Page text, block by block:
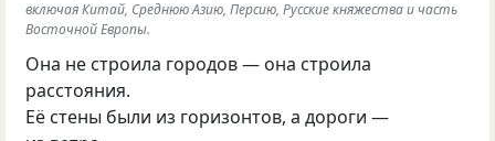
включая Китай, Среднюю Азию, Персию, Русские княжества и часть
Восточной Европы.
Она не строила городов — она строила
расстояния.
Её стены были из горизонтов, а дороги —